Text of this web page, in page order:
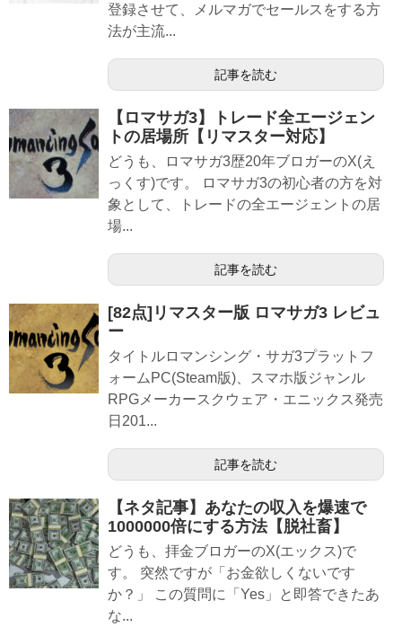
登録させて、メルマガでセールスをする方
法が主流...
記事を読む
【ロマサガ3】トレード全エージェン
トの居場所【リマスター対応】
どうも、ロマサガ3歴20年ブロガーのX(え
っくす)です。 ロマサガ3の初心者の方を対
象として、トレードの全エージェントの居
場...
記事を読む
[82点]リマスター版 ロマサガ3 レビュ
ー
タイトルロマンシング・サガ3プラットフ
ォームPC(Steam版)、スマホ版ジャンル
RPGメーカースクウェア・エニックス発売
日201...
記事を読む
【ネタ記事】あなたの収入を爆速で
1000000倍にする方法【脱社畜】
どうも、拝金ブロガーのX(エックス)で
す。 突然ですが「お金欲しくないです
か？」 この質問に「Yes」と即答できたあ
な...